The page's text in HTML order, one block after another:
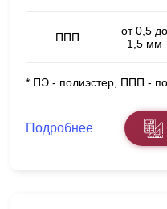
ППП
от 0,5 до
1,5 мм
* ПЭ - полиэстер, ППП -
Подробнее